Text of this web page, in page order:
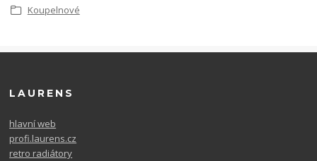
Koupelnové
LAURENS
hlavní web
profi.laurens.cz
retro radiátory